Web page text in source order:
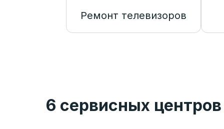
Ремонт телевизоров
6 сервисных центров